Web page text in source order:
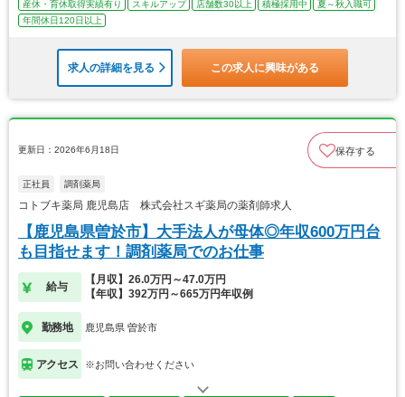
産休・育休取得実績有り
スキルアップ 店舗数30以上 積極採用中
夏～秋入職可
年間休日120日以上
求人の詳細を見る この求人に興味がある
更新日：2026年6月18日 保存する
正社員 調剤薬局
コトブキ薬局 鹿児島店 株式会社スギ薬局の薬剤師求人
【鹿児島県曽於市】大手法人が母体◎年収600万円台
も目指せます！調剤薬局でのお仕事
給与
【月収】26.0万円～47.0万円
【年収】392万円～665万円年収例
勤務地 鹿児島県 曽於市
アクセス ※お問い合わせください